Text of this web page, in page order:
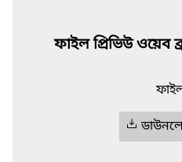
ফাইল প্রিভিউ ওয়েব